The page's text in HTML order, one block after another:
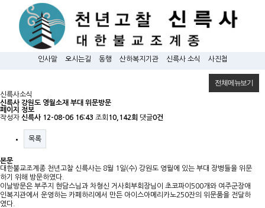
인사말 오시는길 동행 산하복지기관 신륵사 소식 사진첩
전체메뉴보기
신륵사소식
신륵사 강원도 영월소재 부대 위문방문
페이지 정보
작성자 신륵사 12-08-06 16:43 조회 10,142회 댓글0건
목록
본문
대한불교조계종 천년고찰 신륵사는 8월 1일(수) 강원도 영월에 있는 부대 장병들을 위문
하기 위해 방문하였다.
이날방문은 부주지 현담스님과 차형신 거사회부회장님이 초코파이500개와 여주군장애
인복지관에서 운영하는 카페하리에서 만든 아이스아메리카노250잔의 위문품을 전달하
였다.